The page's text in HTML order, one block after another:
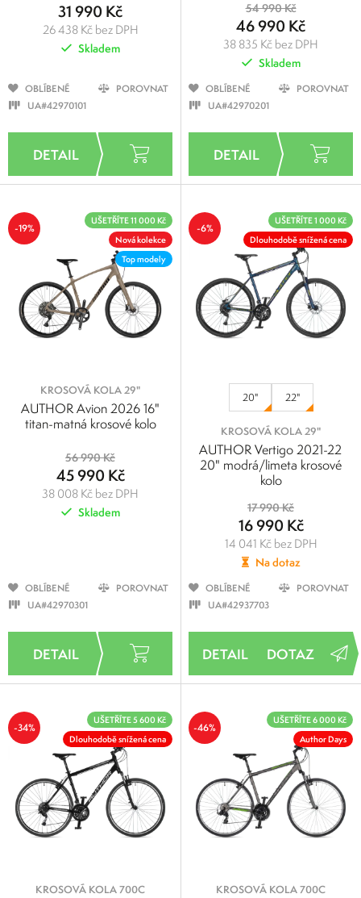
31 990 Kč
26 438 Kč bez DPH
Skladem
OBLÍBENÉ
POROVNAT
UA#42970101
54 990 Kč
46 990 Kč
38 835 Kč bez DPH
Skladem
OBLÍBENÉ
POROVNAT
UA#42970201
-19%
UŠETŘÍTE 11 000 Kč
Nová kolekce
Top modely
KROSOVÁ KOLA 29"
AUTHOR Avion 2026 16"
titan-matná krosové kolo
56 990 Kč
45 990 Kč
38 008 Kč bez DPH
Skladem
OBLÍBENÉ
POROVNAT
UA#42970301
-6%
UŠETŘÍTE 1 000 Kč
Dlouhodobě snížená cena
20" 22"
KROSOVÁ KOLA 29"
AUTHOR Vertigo 2021-22
20" modrá/limeta krosové
kolo
17 990 Kč
16 990 Kč
14 041 Kč bez DPH
Na dotaz
OBLÍBENÉ
POROVNAT
UA#42937703
DOTAZ
-34%
UŠETŘÍTE 5 600 Kč
Dlouhodobě snížená cena
KROSOVÁ KOLA 700C
-46%
UŠETŘÍTE 6 000 Kč
Author Days
KROSOVÁ KOLA 700C